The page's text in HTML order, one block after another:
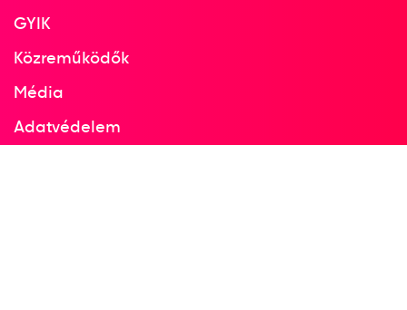
GYIK
Közreműködők
Média
Adatvédelem